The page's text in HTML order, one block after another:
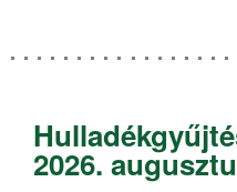
Létesítményeink
Visszaélési
2026.